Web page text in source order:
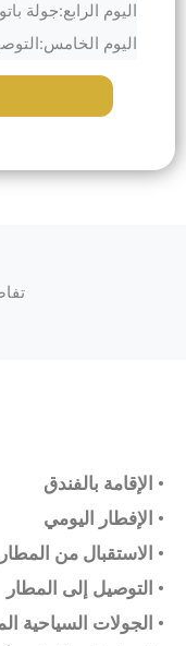
اليوم الرابع:جولة
اليوم
الإقامة بالفندق •
الإفطار اليومي •
الاستقبال من المطار •
التوصيل إلى المطار •
الجولات السياحية المذكورة •